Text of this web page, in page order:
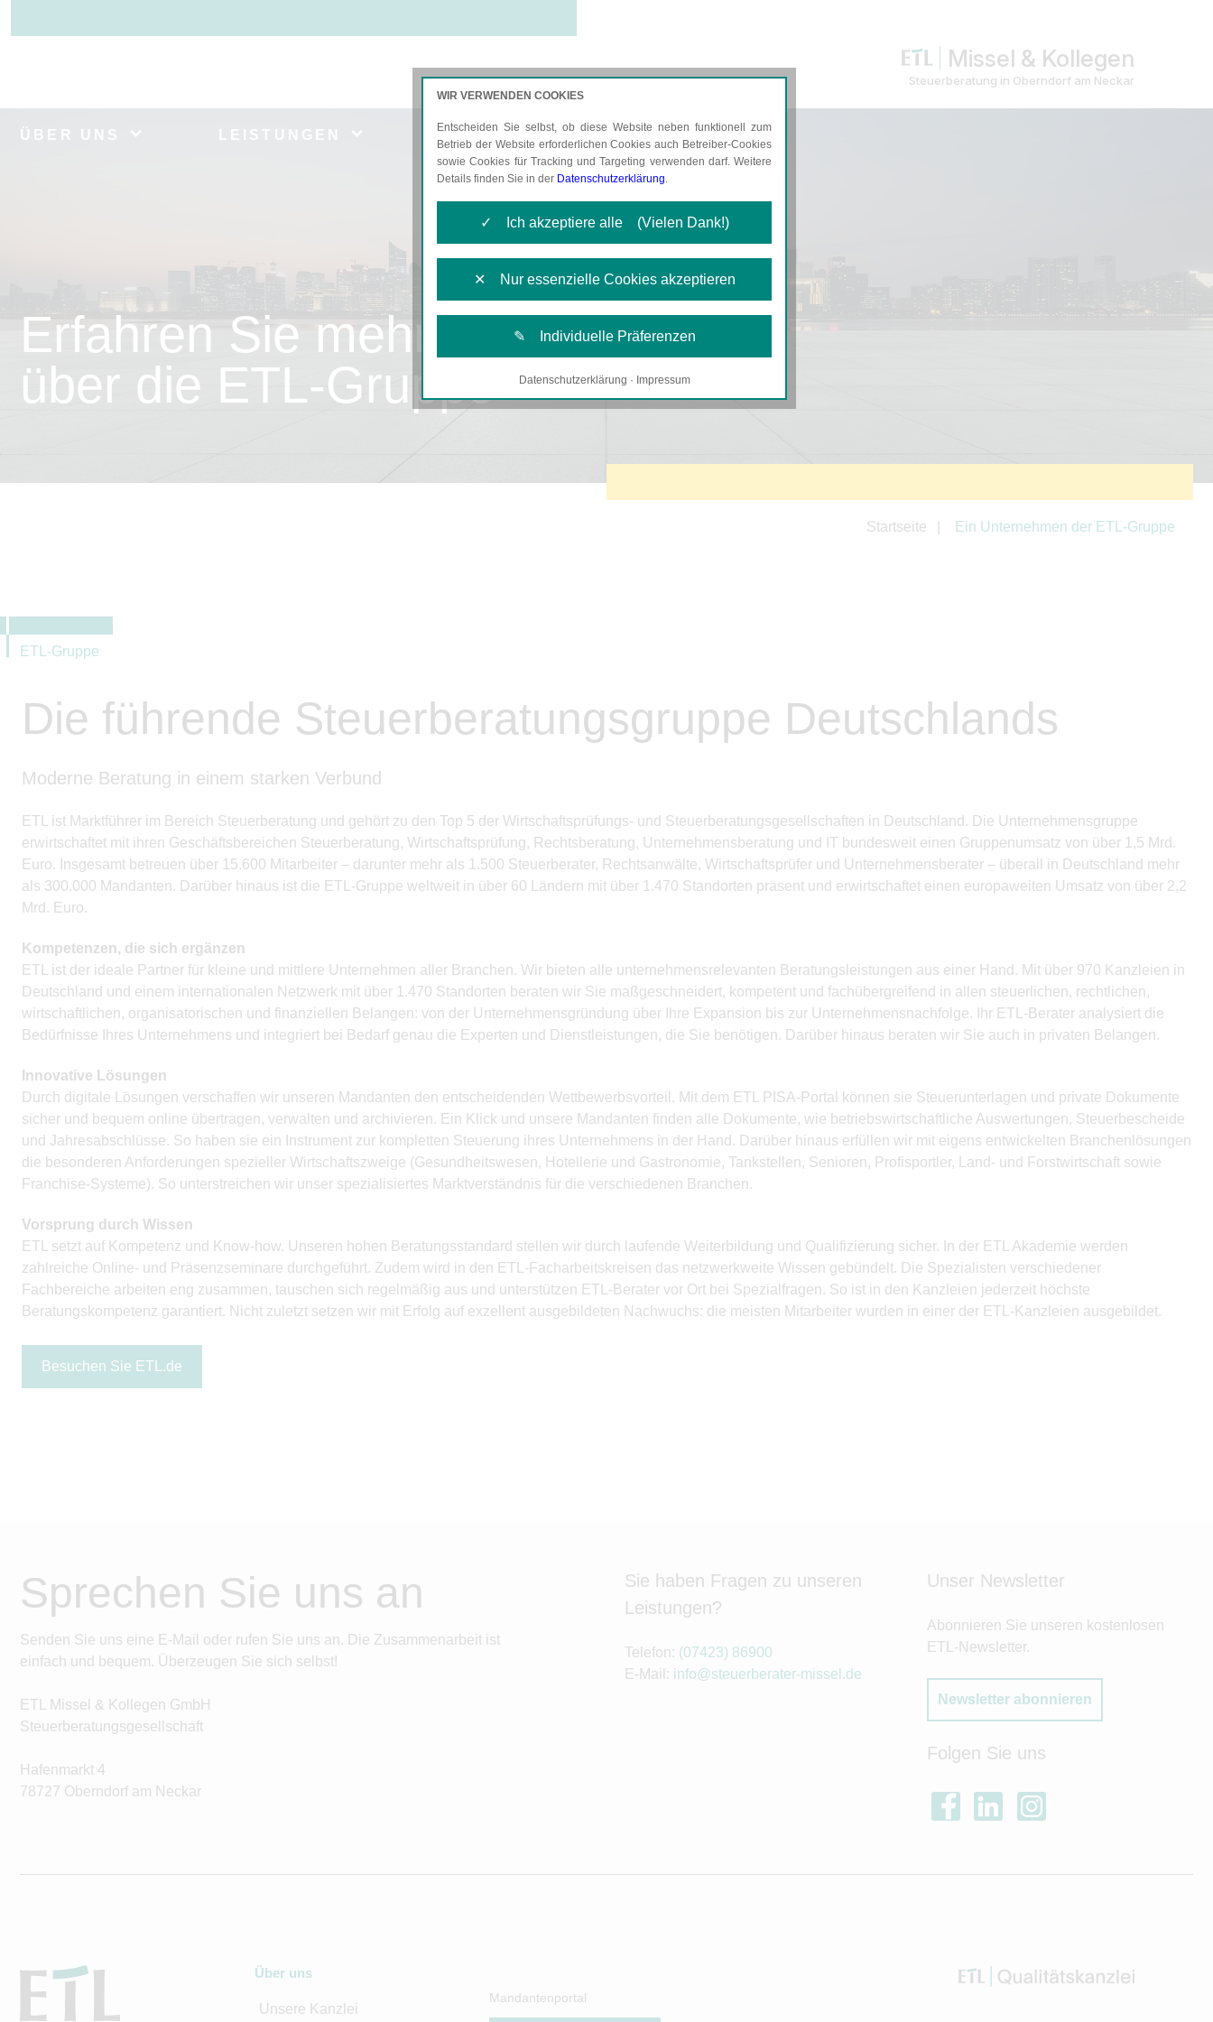
Missel & Kollegen
Steuerberatung in Oberndorf am Neckar
ÜBER UNS LEISTUNGEN AKTUELLES KARRIERE
Erfahren Sie mehr
über die ETL-Gruppe
Startseite Ein Unternehmen der ETL-Gruppe
ETL-Gruppe
Die führende Steuerberatungsgruppe Deutschlands
Moderne Beratung in einem starken Verbund
ETL ist Marktführer im Bereich Steuerberatung und gehört zu den Top 5 der Wirtschaftsprüfungs- und Steuerberatungsgesellschaften in Deutschland. Die Unternehmensgruppe
erwirtschaftet mit ihren Geschäftsbereichen Steuerberatung, Wirtschaftsprüfung, Rechtsberatung, Unternehmensberatung und IT bundesweit einen Gruppenumsatz von über 1,5 Mrd.
Euro. Insgesamt betreuen über 15.600 Mitarbeiter – darunter mehr als 1.500 Steuerberater, Rechtsanwälte, Wirtschaftsprüfer und Unternehmensberater – überall in Deutschland mehr
als 300.000 Mandanten. Darüber hinaus ist die ETL-Gruppe weltweit in über 60 Ländern mit über 1.470 Standorten präsent und erwirtschaftet einen europaweiten Umsatz von über 2,2
Mrd. Euro.
Kompetenzen, die sich ergänzen
ETL ist der ideale Partner für kleine und mittlere Unternehmen aller Branchen. Wir bieten alle unternehmensrelevanten Beratungsleistungen aus einer Hand. Mit über 970 Kanzleien in
Deutschland und einem internationalen Netzwerk mit über 1.470 Standorten beraten wir Sie maßgeschneidert, kompetent und fachübergreifend in allen steuerlichen, rechtlichen,
wirtschaftlichen, organisatorischen und finanziellen Belangen: von der Unternehmensgründung über Ihre Expansion bis zur Unternehmensnachfolge. Ihr ETL-Berater analysiert die
Bedürfnisse Ihres Unternehmens und integriert bei Bedarf genau die Experten und Dienstleistungen, die Sie benötigen. Darüber hinaus beraten wir Sie auch in privaten Belangen.
Innovative Lösungen
Durch digitale Lösungen verschaffen wir unseren Mandanten den entscheidenden Wettbewerbsvorteil. Mit dem ETL PISA-Portal können sie Steuerunterlagen und private Dokumente
sicher und bequem online übertragen, verwalten und archivieren. Ein Klick und unsere Mandanten finden alle Dokumente, wie betriebswirtschaftliche Auswertungen, Steuerbescheide
und Jahresabschlüsse. So haben sie ein Instrument zur kompletten Steuerung ihres Unternehmens in der Hand. Darüber hinaus erfüllen wir mit eigens entwickelten Branchenlösungen
die besonderen Anforderungen spezieller Wirtschaftszweige (Gesundheitswesen, Hotellerie und Gastronomie, Tankstellen, Senioren, Profisportler, Land- und Forstwirtschaft sowie
Franchise-Systeme). So unterstreichen wir unser spezialisiertes Marktverständnis für die verschiedenen Branchen.
Vorsprung durch Wissen
ETL setzt auf Kompetenz und Know-how. Unseren hohen Beratungsstandard stellen wir durch laufende Weiterbildung und Qualifizierung sicher. In der ETL Akademie werden
zahlreiche Online- und Präsenzseminare durchgeführt. Zudem wird in den ETL-Facharbeitskreisen das netzwerkweite Wissen gebündelt. Die Spezialisten verschiedener
Fachbereiche arbeiten eng zusammen, tauschen sich regelmäßig aus und unterstützen ETL-Berater vor Ort bei Spezialfragen. So ist in den Kanzleien jederzeit höchste
Beratungskompetenz garantiert. Nicht zuletzt setzen wir mit Erfolg auf exzellent ausgebildeten Nachwuchs: die meisten Mitarbeiter wurden in einer der ETL-Kanzleien ausgebildet.
Besuchen Sie ETL.de
Sprechen Sie uns an
Senden Sie uns eine E-Mail oder rufen Sie uns an. Die Zusammenarbeit ist
einfach und bequem. Überzeugen Sie sich selbst!
ETL Missel & Kollegen GmbH
Steuerberatungsgesellschaft
Hafenmarkt 4
78727 Oberndorf am Neckar
Sie haben Fragen zu unseren
Leistungen?
Telefon: (07423) 86900
E-Mail: info@steuerberater-missel.de
Unser Newsletter
Abonnieren Sie unseren kostenlosen
ETL-Newsletter.
Newsletter abonnieren
Folgen Sie uns
Über uns
Unsere Kanzlei
Mandantenportal
WIR VERWENDEN COOKIES
Entscheiden Sie selbst, ob diese Website neben funktionell zum
Betrieb der Website erforderlichen Cookies auch Betreiber-Cookies
sowie Cookies für Tracking und Targeting verwenden darf. Weitere
Details finden Sie in der Datenschutzerklärung.
✓ Ich akzeptiere alle (Vielen Dank!)
✕ Nur essenzielle Cookies akzeptieren
✎ Individuelle Präferenzen
Notwendige Cookies
Diese Cookies sind erforderlich, um die grundlegende
Datenschutzerklärung · Impressum